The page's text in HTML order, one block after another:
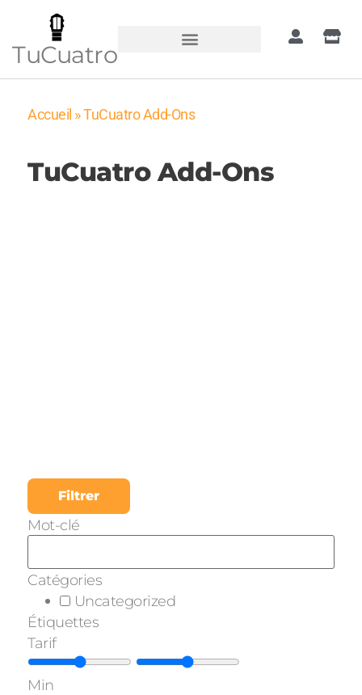
TuCuatro
Accueil »TuCuatro Add-Ons
TuCuatro Add-Ons
Filtrer
Mot-clé
Catégories
Uncategorized
Étiquettes
Tarif
Min